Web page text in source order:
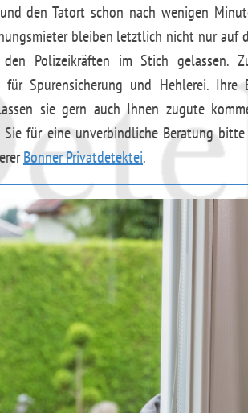
den Tatort schon nach wenigen
bleiben letztlich nicht nur auf
Polizeikräften im Stich gelassen.
Spurensicherung und Hehlerei. Ihre
sie gern auch Ihnen zugute
Sie für eine unverbindliche Beratung
Bonner Privatdetektei.